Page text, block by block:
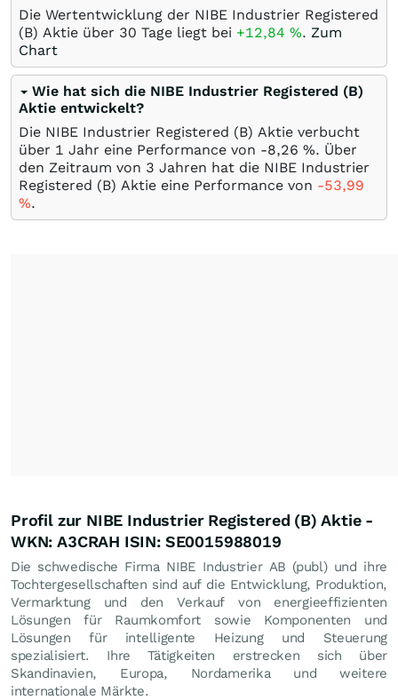
Die Wertentwicklung der NIBE Industrier Registered
(B) Aktie über 30 Tage liegt bei +12,84 %. Zum
Chart
Wie hat sich die NIBE Industrier Registered (B)
Aktie entwickelt?
Die NIBE Industrier Registered (B) Aktie verbucht
über 1 Jahr eine Performance von -8,26 %. Über
den Zeitraum von 3 Jahren hat die NIBE Industrier
Registered (B) Aktie eine Performance von -53,99
%.
Profil zur NIBE Industrier Registered (B) Aktie -
WKN: A3CRAH ISIN: SE0015988019
Die schwedische Firma NIBE Industrier AB (publ) und ihre
Tochtergesellschaften sind auf die Entwicklung, Produktion,
Vermarktung und den Verkauf von energieeffizienten
Lösungen für Raumkomfort sowie Komponenten und
Lösungen für intelligente Heizung und Steuerung
spezialisiert. Ihre Tätigkeiten erstrecken sich über
Skandinavien, Europa, Nordamerika und weitere
internationale Märkte.